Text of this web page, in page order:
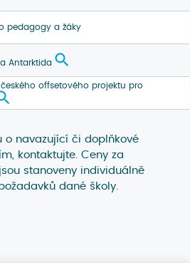
pedagogy a žáky
Antarktida
offsetového projektu pro
o navazující či doplňkové
kontaktujte. Ceny za
stanoveny individuálně
dané školy.